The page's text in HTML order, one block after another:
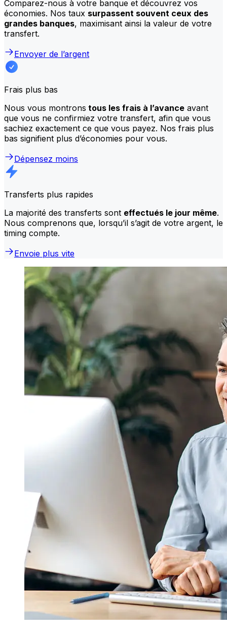
Comparez-nous à votre banque et découvrez vos
économies. Nos taux surpassent souvent ceux des
grandes banques, maximisant ainsi la valeur de votre
transfert.
Envoyer de l’argent
Frais plus bas
Nous vous montrons tous les frais à l’avance avant
que vous ne confirmiez votre transfert, afin que vous
sachiez exactement ce que vous payez. Nos frais plus
bas signifient plus d’économies pour vous.
Dépensez moins
Transferts plus rapides
La majorité des transferts sont effectués le jour même.
Nous comprenons que, lorsqu’il s’agit de votre argent, le
timing compte.
Envoie plus vite